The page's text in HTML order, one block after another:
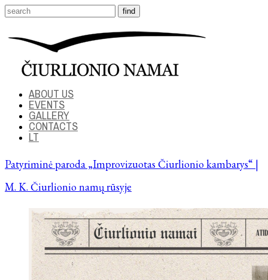
ABOUT US
EVENTS
GALLERY
CONTACTS
LT
Patyriminė paroda „Improvizuotas Čiurlionio kambarys“ |
M. K. Čiurlionio namų rūsyje